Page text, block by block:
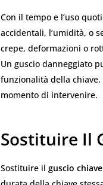
Con il tempo e l’uso
accidentali, l’umidità, o
crepe, deformazioni o
Un guscio danneggiato
funzionalità della
momento di intervenire.
Sostituire Il
Sostituire il guscio